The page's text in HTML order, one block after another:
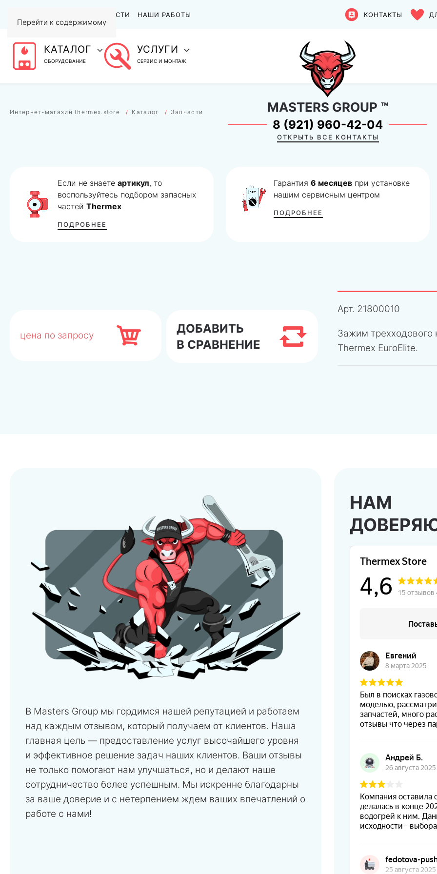
Перейти к содержимому
СТАТЬИ И НОВОСТИ НАШИ РАБОТЫ КОНТАКТЫ
КАТАЛОГ
ОБОРУДОВАНИЕ
УСЛУГИ
СЕРВИС И МОНТАЖ
Интернет-магазин thermex.store Каталог Запчасти MASTERS GROUP ™
8 (921) 960-42-04
ОТКРЫТЬ ВСЕ КОНТАКТЫ
Если не знаетеартикул, то
воспользуйтесь подбором запасных
частейThermex
ПОДРОБНЕЕ
Гарантия6 месяцев при установке
нашим сервисным центром
ПОДРОБНЕЕ
цена по запросу
ДОБАВИТЬ
В СРАВНЕНИЕ
Арт. 21800010
Зажим трехходового
Thermex EuroElite.
В Masters Group мы гордимся нашей репутацией и работаем
над каждым отзывом, который получаем от клиентов. Наша
главная цель — предоставление услуг высочайшего уровня
и эффективное решение задач наших клиентов. Ваши отзывы
не только помогают нам улучшаться, но и делают наше
сотрудничество более успешным. Мы искренне благодарны
за ваше доверие и с нетерпением ждем ваших впечатлений о
работе с нами!
НАМ